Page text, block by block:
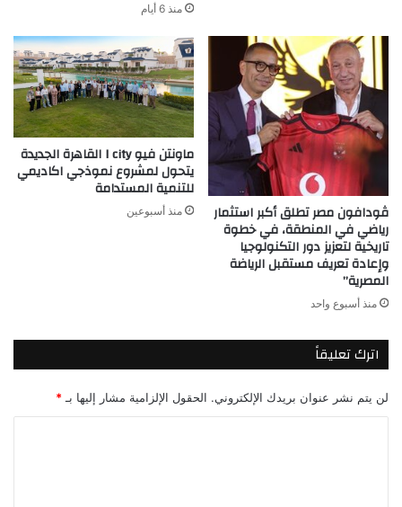
منذ 6 أيام
ڤودافون مصر تطلق أكبر استثمار
رياضي في المنطقة، في خطوة
تاريخية لتعزيز دور التكنولوجيا
وإعادة تعريف مستقبل الرياضة
المصرية”
منذ أسبوع واحد
ماونتن فيو I city القاهرة الجديدة
يتحول لمشروع نموذجي اكاديمي
للتنمية المستدامة
منذ أسبوعين
اترك تعليقاً
لن يتم نشر عنوان بريدك الإلكتروني. الحقول الإلزامية مشار إليها بـ *